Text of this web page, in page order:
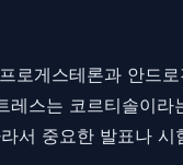
게스테론과 안드
스는 코르티솔이
서 중요한 발표나